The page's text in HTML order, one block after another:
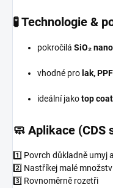
🧪 Technologie &
pokročilá SiO₂
vhodné pro lak,
ideální jakotop coat
🧼 Aplikace (CDS
1️⃣ Povrch důkladně umyj
2️⃣ Nastříkej malé
3️⃣ Rovnoměrně rozetři